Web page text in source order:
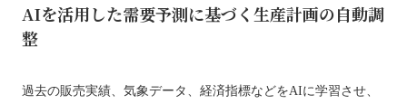
AIを活用した需要予測に基づく生産計画の自動調
整
過去の販売実績、気象データ、経済指標などをAIに学習させ、